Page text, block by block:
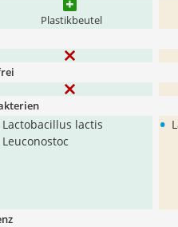
Plastikbeutel
Lactobacillus lactis
Leuconostoc
•